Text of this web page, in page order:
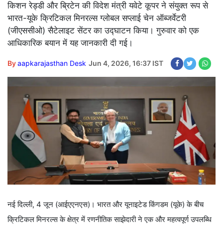
किशन रेड्डी और ब्रिटेन की विदेश मंत्री यवेटे कूपर ने संयुक्त रूप से
भारत-यूके क्रिटिकल मिनरल्स ग्लोबल सप्लाई चेन ऑब्जर्वेटरी
(जीएससीओ) सैटेलाइट सेंटर का उद्घाटन किया। गुरुवार को एक
आधिकारिक बयान में यह जानकारी दी गई।
Byaapkarajasthan Desk Jun 4, 2026, 16:37 IST
नई दिल्ली, 4 जून (आईएएनएस)। भारत और यूनाइटेड किंगडम (यूके) के बीच
क्रिटिकल मिनरल्स के क्षेत्र में रणनीतिक साझेदारी ने एक और महत्वपूर्ण उपलब्धि